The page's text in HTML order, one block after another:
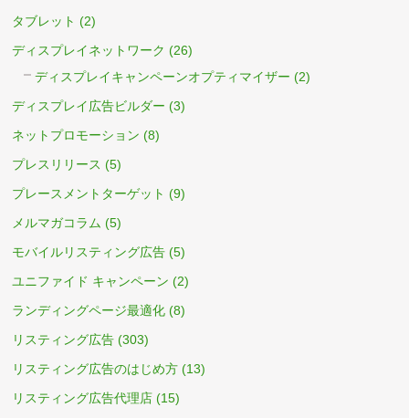
タブレット (2)
ディスプレイネットワーク (26)
ディスプレイキャンペーンオプティマイザー (2)
ディスプレイ広告ビルダー (3)
ネットプロモーション (8)
プレスリリース (5)
プレースメントターゲット (9)
メルマガコラム (5)
モバイルリスティング広告 (5)
ユニファイド キャンペーン (2)
ランディングページ最適化 (8)
リスティング広告 (303)
リスティング広告のはじめ方 (13)
リスティング広告代理店 (15)